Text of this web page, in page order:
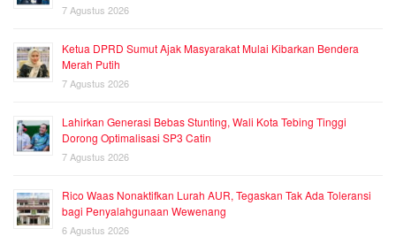
7 Agustus 2026
Ketua DPRD Sumut Ajak Masyarakat Mulai Kibarkan Bendera
Merah Putih
7 Agustus 2026
Lahirkan Generasi Bebas Stunting, Wali Kota Tebing Tinggi
Dorong Optimalisasi SP3 Catin
7 Agustus 2026
Rico Waas Nonaktifkan Lurah AUR, Tegaskan Tak Ada Toleransi
bagi Penyalahgunaan Wewenang
6 Agustus 2026